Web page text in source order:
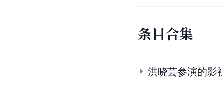
条目合集
洪晓芸参演的影